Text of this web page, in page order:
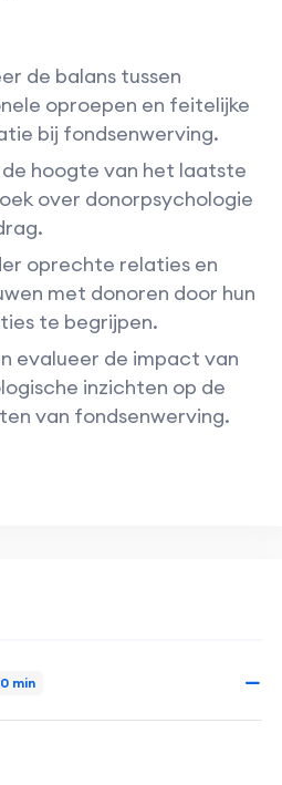
de balans tussen
oproepen en feitelijke
bij fondsenwerving.
de hoogte van het laatste
over donorpsychologie
oprechte relaties en
met donoren door hun
te begrijpen.
evalueer de impact van
inzichten op de
van fondsenwerving.
min